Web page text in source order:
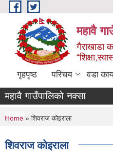
Skip to main content
महावै
गैराखाडा
गृहपृष्ठ परिचय वडा
महावै गाउँपालिको नक्सा
सूचना
You are here
Home » शिवराज कोइराला
शिवराज कोइराला